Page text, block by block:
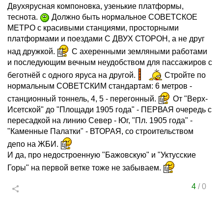
Двухярусная компоновка, узенькие платформы,
теснота.
Должно быть нормальное СОВЕТСКОЕ
МЕТРО с красивыми станциями, просторными
платформами и поездами С ДВУХ СТОРОН, а не друг
над дружкой.
С ахеренными земляными работами
и последующим вечным неудобством для пассажиров с
беготнёй с одного яруса на другой.
Стройте по
нормальным СОВЕТСКИМ стандартам: 6 метров -
станционный тоннель, 4, 5 - перегонный.
От "Верх-
Исетской" до "Площади 1905 года" - ПЕРВАЯ очередь с
пересадкой на линию Север - Юг, "Пл. 1905 года" -
"Каменные Палатки" - ВТОРАЯ, со строительством
депо на ЖБИ.
И да, про недостроенную "Бажовскую" и "Уктусские
Горы" на первой ветке тоже не забываем.
4/0